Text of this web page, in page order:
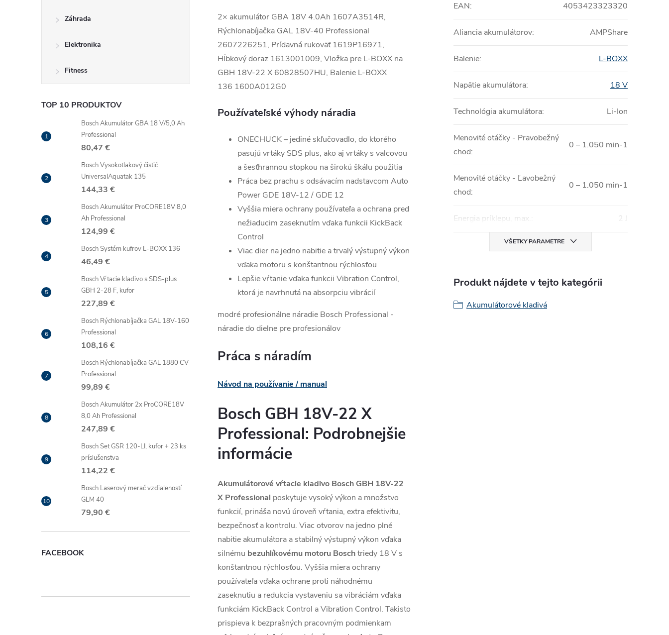
Záhrada
Elektronika
Fitness
TOP 10 PRODUKTOV
Bosch Akumulátor GBA 18 V/5,0 Ah
Professional
80,47 €
Bosch Vysokotlakový čistič
UniversalAquatak 135
144,33 €
Bosch Akumulátor ProCORE18V 8,0
Ah Professional
124,99 €
Bosch Systém kufrov L-BOXX 136
46,49 €
Bosch Vŕtacie kladivo s SDS-plus
GBH 2-28 F, kufor
227,89 €
Bosch Rýchlonabíjačka GAL 18V-160
Professional
108,16 €
Bosch Rýchlonabíjačka GAL 1880 CV
Professional
99,89 €
Bosch Akumulátor 2x ProCORE18V
8,0 Ah Professional
247,89 €
Bosch Set GSR 120-LI, kufor + 23 ks
príslušenstva
114,22 €
Bosch Laserový merač vzdialeností
GLM 40
79,90 €
FACEBOOK
2× akumulátor GBA 18V 4.0Ah 1607A3514R,
Rýchlonabíjačka GAL 18V-40 Professional
2607226251, Prídavná rukoväť 1619P16971,
Hĺbkový doraz 1613001009, Vložka pre L-BOXX na
GBH 18V-22 X 60828507HU, Balenie L-BOXX
136 1600A012G0
Používateľské výhody náradia
ONECHUCK – jediné skľučovadlo, do ktorého
pasujú vrtáky SDS plus, ako aj vrtáky s valcovou
a šesťhrannou stopkou na širokú škálu použitia
Práca bez prachu s odsávacím nadstavcom Auto
Power GDE 18V-12 / GDE 12
Vyššia miera ochrany používateľa a ochrana pred
nežiaducim zaseknutím vďaka funkcii KickBack
Control
Viac dier na jedno nabitie a trvalý výstupný výkon
vďaka motoru s konštantnou rýchlosťou
Lepšie vŕtanie vďaka funkcii Vibration Control,
ktorá je navrhnutá na absorpciu vibrácií
modré profesionálne náradie Bosch Professional -
náradie do dielne pre profesionálov
Práca s náradím
Návod na používanie / manual
Bosch GBH 18V-22 X
Professional: Podrobnejšie
informácie
Akumulátorové vŕtacie kladivo Bosch GBH 18V-22
X Professional poskytuje vysoký výkon a množstvo
funkcií, prináša novú úroveň vŕtania, extra efektivitu,
bezpečnosť a kontrolu. Viac otvorov na jedno plné
nabitie akumulátora a stabilný výstupný výkon vďaka
silnému bezuhlíkovému motoru Boschtriedy 18 V s
konštantnou rýchlosťou. Vyššia miera ochrany
používateľa vďaka ochrane proti náhodnému
zaseknutiu a redukcia vystaveniu sa vibráciám vďaka
funkciám KickBack Control a Vibration Control. Takisto
prispieva k bezprašných pracovným podmienkam
EAN: 4053423323320
Aliancia akumulátorov: AMPShare
Balenie: L-BOXX
Napätie akumulátora: 18 V
Technológia akumulátora: Li-Ion
Menovité otáčky - Pravobežný
chod:
0 – 1.050 min-1
Menovité otáčky - Ľavobežný
chod:
0 – 1.050 min-1
Energia príklepu, max. : 2 J
VŠETKY PARAMETRE
Produkt nájdete v tejto kategórii
Akumulátorové kladivá